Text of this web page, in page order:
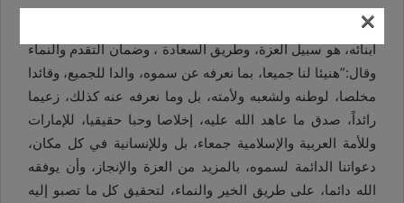
وأكد في ختام تصريحاته: “أن الولاء للوطن، والإخلاص لإسعاد
أبنائه، هو سبيل العزة، وطريق السعادة ، وضمان التقدم والنماء
وقال:”هنيئا لنا جميعا، بما نعرفه عن سموه، والدا للجميع، وقائدا
مخلصا، لوطنه ولشعبه ولأمته، بل وما نعرفه عنه كذلك، زعيما
رائداً، صدق ما عاهد الله عليه، إخلاصا وحبا حقيقيا، للإمارات
وللأمة العربية والإسلامية جمعاء، بل وللإنسانية في كل مكان،
دعواتنا الدائمة لسموه، بالمزيد من العزة والإنجاز، وأن يوفقه
الله دائما، على طريق الخير والنماء، لتحقيق كل ما تصبو إليه
×